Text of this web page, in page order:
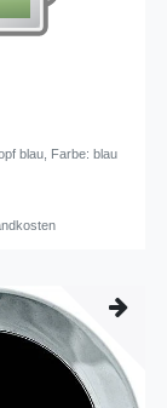
blau, Farbe: blau